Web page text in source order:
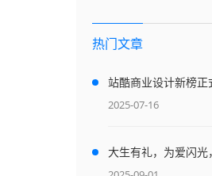
热门文章
站酷商业设计新榜
“设计解决方案”赋能商
2025-07-16
大生有礼，为爱闪光
术珠宝七夕新品点亮